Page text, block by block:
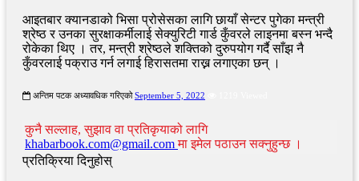
आइतबार क्यानडाको भिसा प्रोसेसका लागि छायाँ सेन्टर पुगेका मन्त्री
श्रेष्ठ र उनका सुरक्षाकर्मीलाई सेक्युरिटी गार्ड कुँवरले लाइनमा बस्न भन्दै
रोकेका थिए । तर, मन्त्री श्रेष्ठले शक्तिको दुरुपयोग गर्दै साँझ नै
कुँवरलाई पक्राउ गर्न लगाई हिरासतमा राख्न लगाएका छन् ।
अन्तिम पटक अध्यावधिक गरिएको September 5, 2022
कुनै सल्लाह, सुझाव वा प्रतिकृयाको लागि
khabarbook.com@gmail.comमा इमेल पठाउन सक्नुहुन्छ ।
प्रतिक्रिया दिनुहोस्